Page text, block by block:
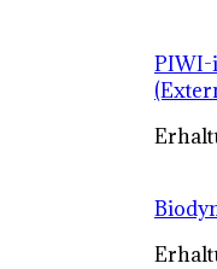
PIWI-